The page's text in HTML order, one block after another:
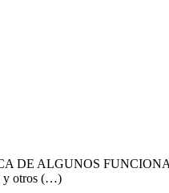
DE ALGUNOS
y otros (…)